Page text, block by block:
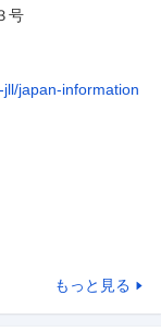
号
japan-information
もっと見る